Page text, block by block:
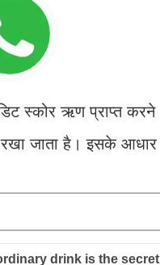
स्कोर ऋण प्राप्त करने
जाता है। इसके आधार